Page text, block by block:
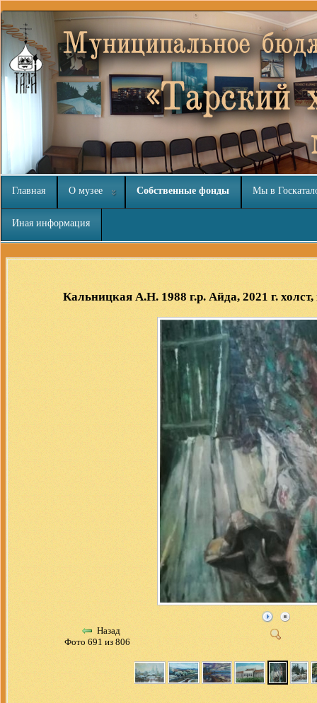
Главная О музее Собственные фонды Мы в
Иная информация
Кальницкая А.Н. 1988 г.р. Айда, 2021 г.
Назад
Фото 691 из 806